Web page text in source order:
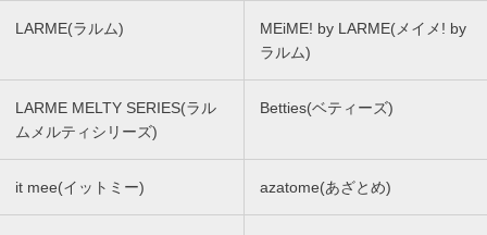
LARME(ラルム)
MEiME! by LARME(メイメ! by
ラルム)
LARME MELTY SERIES(ラル
ムメルティシリーズ)
Betties(ベティーズ)
it mee(イットミー) azatome(あざとめ)